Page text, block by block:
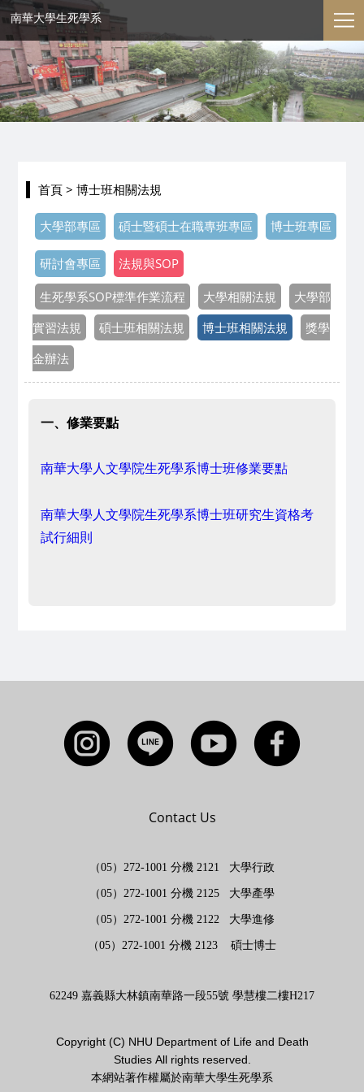
南華大學生死學系
首頁 > 博士班相關法規
大學部專區 碩士暨碩士在職專班專區 博士班專區
研討會專區 法規與SOP
生死學系SOP標準作業流程 大學相關法規
大學部
實習法規
碩士班相關法規 博士班相關法規
獎學
金辦法
一、修業要點
南華大學人文學院生死學系博士班修業要點
南華大學人文學院生死學系博士班研究生資格考
試行細則
Contact Us
（05）272-1001 分機 2121 大學行政
（05）272-1001 分機 2125 大學產學
（05）272-1001 分機 2122 大學進修
（05）272-1001 分機 2123 碩士博士
62249 嘉義縣大林鎮南華路一段55號 學慧樓二樓H217
Copyright (C) NHU Department of Life and Death
Studies All rights reserved.
本網站著作權屬於南華大學生死學系